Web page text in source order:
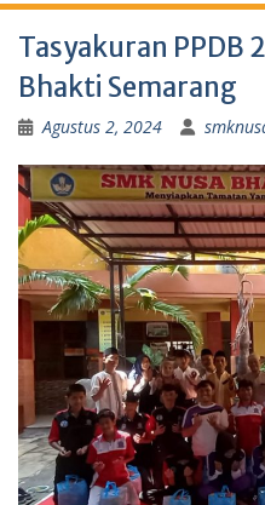
Tasyakuran PPDB
Bhakti Semarang
Agustus 2, 2024